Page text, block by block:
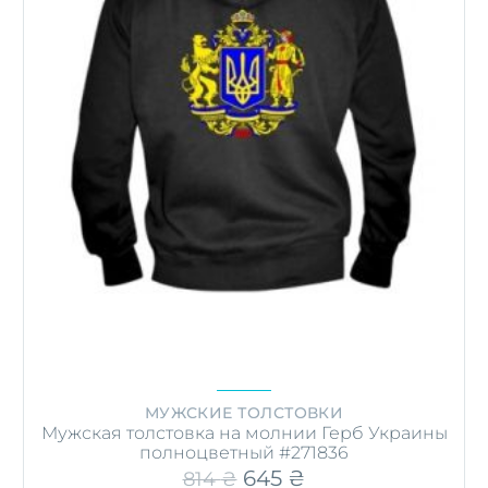
МУЖСКИЕ ТОЛСТОВКИ
Мужская толстовка на молнии Герб Украины
полноцветный #271836
814₴ Первоначальная
645 ₴